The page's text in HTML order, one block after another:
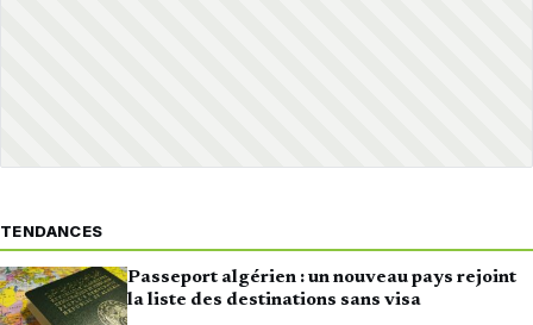
TENDANCES
Passeport algérien : un nouveau pays rejoint
la liste des destinations sans visa